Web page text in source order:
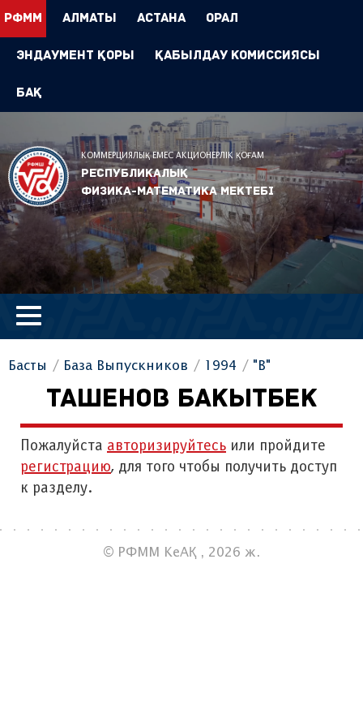
РФММ Алматы Астана Орал
Эндаумент Қоры Қабылдау комиссиясы
БАҚ
КОММЕРЦИЯЛЫҚ ЕМЕС АКЦИОНЕРЛІК ҚОҒАМ
Республикалық
физика-математика мектебі
Басты База Выпускников 1994 "В"
ТАШЕНОВ БАКЫТБЕК
Пожалуйста авторизируйтесь или пройдите
регистрацию, для того чтобы получить доступ
к разделу.
© РФММ КеАҚ , 2026 ж.